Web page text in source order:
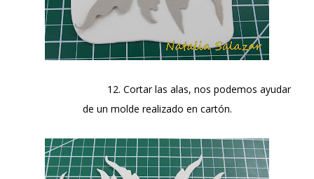
12. Cortar las alas, nos podemos ayudar
de un molde realizado en cartón.